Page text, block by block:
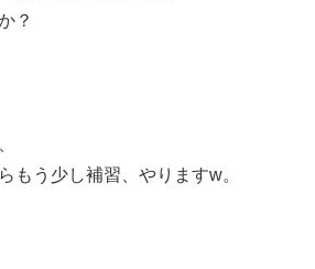
？
もう少し補習、やりますw。